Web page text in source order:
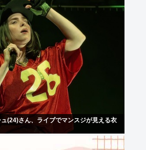
ュ(24)さん、ライブでマンスジが見える衣